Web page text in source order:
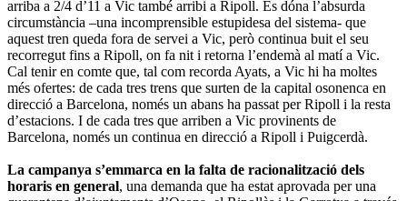
arriba a 2/4 d’11 a Vic també arribi a Ripoll. Es dóna l’absurda
circumstància –una incomprensible estupidesa del sistema- que
aquest tren queda fora de servei a Vic, però continua buit el seu
recorregut fins a Ripoll, on fa nit i retorna l’endemà al matí a Vic.
Cal tenir en comte que, tal com recorda Ayats, a Vic hi ha moltes
més ofertes: de cada tres trens que surten de la capital osonenca en
direcció a Barcelona, només un abans ha passat per Ripoll i la resta
d’estacions. I de cada tres que arriben a Vic provinents de
Barcelona, només un continua en direcció a Ripoll i Puigcerdà.
La campanya s’emmarca en la falta de racionalització dels
horaris en general, una demanda que ha estat aprovada per una